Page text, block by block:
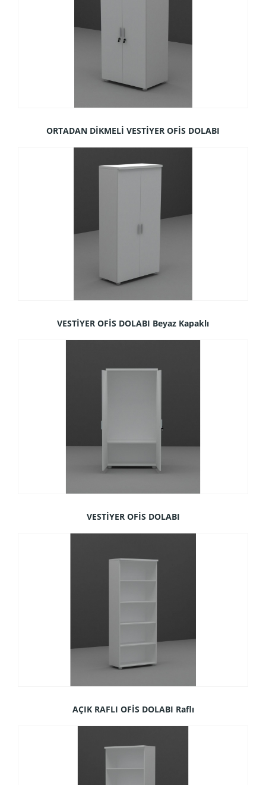
ORTADAN DİKMELİ VESTİYER OFİS DOLABI
VESTİYER OFİS DOLABI Beyaz Kapaklı
VESTİYER OFİS DOLABI
AÇIK RAFLI OFİS DOLABI Raflı